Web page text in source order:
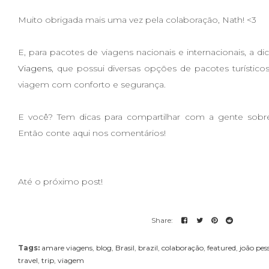
Muito obrigada mais uma vez pela colaboração, Nath! <3
E, para pacotes de viagens nacionais e internacionais, a
Viagens, que possui diversas opções de pacotes
viagem com conforto e segurança.
E você? Tem dicas para compartilhar com a gente
Então conte aqui nos comentários!
Até o próximo post!
Tags: amare viagens blog Brasil brazil colaboração featured joão
travel trip viagem